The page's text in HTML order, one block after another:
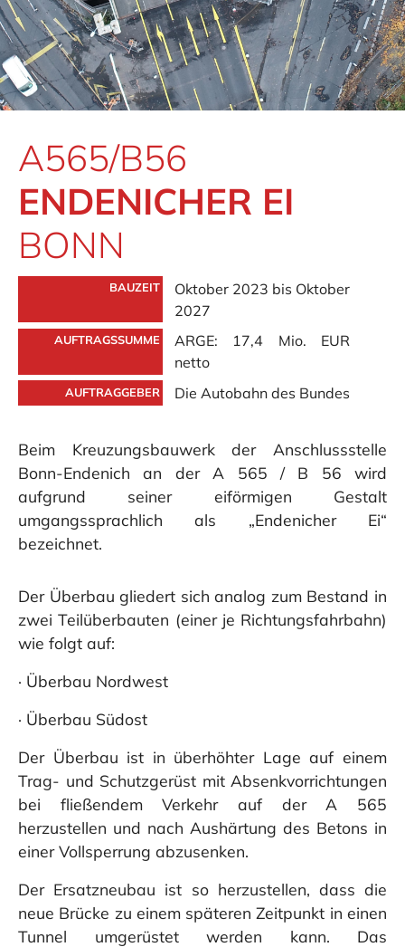
A565/B56
ENDENICHER EI
BONN
BAUZEIT
Oktober 2023 bis Oktober
2027
AUFTRAGSSUMME
ARGE: 17,4 Mio. EUR
netto
AUFTRAGGEBER Die Autobahn des Bundes
Beim Kreuzungsbauwerk der Anschlussstelle
Bonn-Endenich an der A 565 / B 56 wird
aufgrund seiner eiförmigen Gestalt
umgangssprachlich als „Endenicher Ei“
bezeichnet.
Der Überbau gliedert sich analog zum Bestand in
zwei Teilüberbauten (einer je Richtungsfahrbahn)
wie folgt auf:
· Überbau Nordwest
· Überbau Südost
Der Überbau ist in überhöhter Lage auf einem
Trag- und Schutzgerüst mit Absenkvorrichtungen
bei fließendem Verkehr auf der A 565
herzustellen und nach Aushärtung des Betons in
einer Vollsperrung abzusenken.
Der Ersatzneubau ist so herzustellen, dass die
neue Brücke zu einem späteren Zeitpunkt in einen
Tunnel umgerüstet werden kann. Das